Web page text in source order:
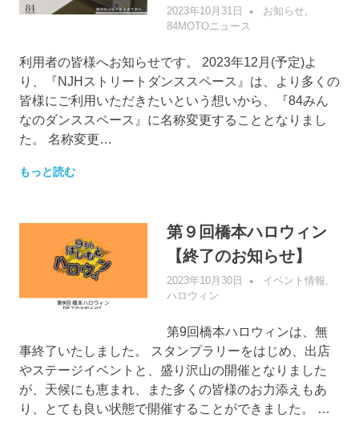
2023年10月31日 管理者
お知らせ
84MOTOニュース
利用者の皆様へお知らせです。 2023年12月(予定)よ
り、『NJHストリートダンススペース』は、より多くの
皆様にご利用いただきたいという想いから、『84みん
なのダンススペース』に名称変更することとなりまし
た。 名称変更…
もっと読む
第９回橋本ハロウィン
【終了のお知らせ】
2023年10月30日 管理者
イベント情報,
ハロウィン
第9回橋本ハロウィンは、無
事終了いたしました。 スタンプラリーをはじめ、出店
やステージイベントと、盛り沢山の開催となりました
が、天候にも恵まれ、また多くの皆様のお力添えもあ
り、とても良い状態で開催することができました。 …